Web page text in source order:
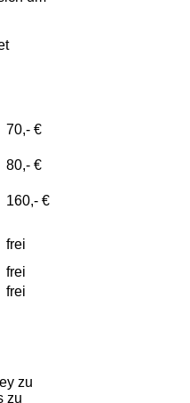
70,- €
80,- €
160,- €
frei
frei
frei
zu
zu